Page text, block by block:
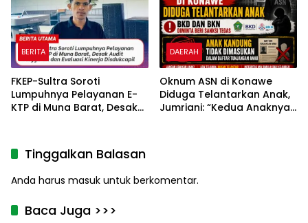
BERITA
FKEP-Sultra Soroti
Lumpuhnya Pelayanan E-
KTP di Muna Barat, Desak
DAERAH
Oknum ASN di Konawe
Diduga Telantarkan Anak,
Jumriani: “Kedua Anaknya
Tinggalkan Balasan
Anda harus masuk untuk berkomentar.
Baca Juga >>>